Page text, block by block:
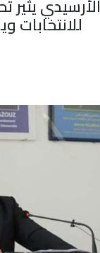
الأرسيدي